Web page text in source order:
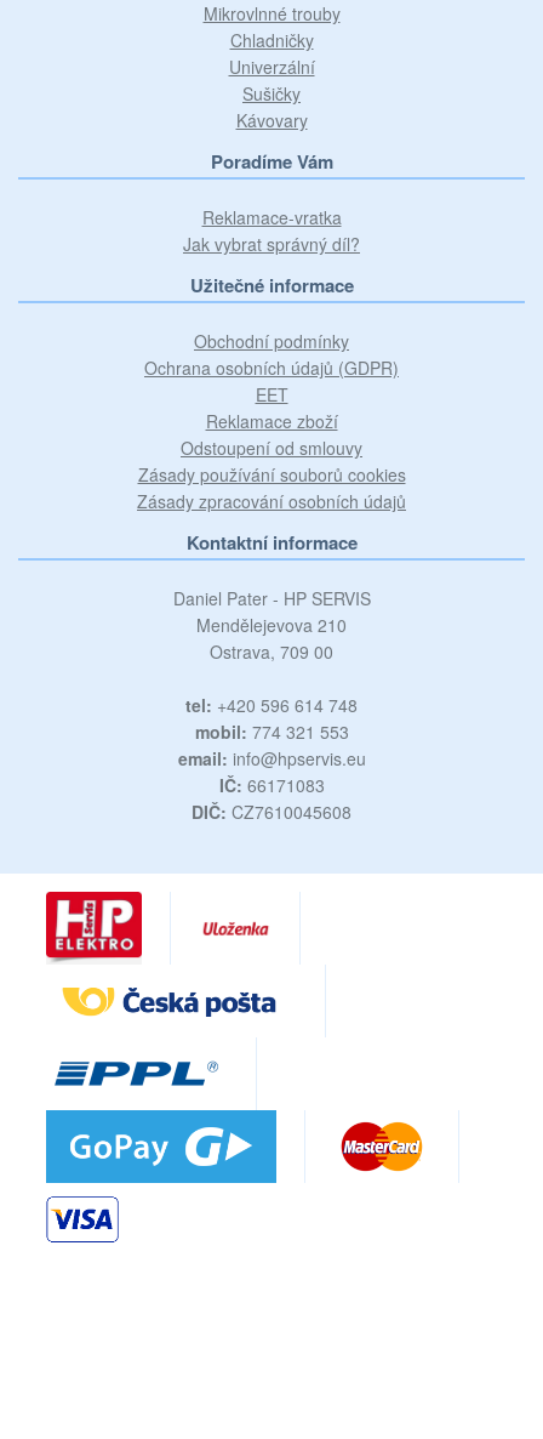
Mikrovlnné trouby
Chladničky
Univerzální
Sušičky
Kávovary
Poradíme Vám
Reklamace-vratka
Jak vybrat správný díl?
Užitečné informace
Obchodní podmínky
Ochrana osobních údajů (GDPR)
EET
Reklamace zboží
Odstoupení od smlouvy
Zásady používání souborů cookies
Zásady zpracování osobních údajů
Kontaktní informace
Daniel Pater - HP SERVIS
Mendělejevova 210
Ostrava, 709 00
tel: +420 596 614 748
mobil: 774 321 553
email: info@hpservis.eu
IČ: 66171083
DIČ: CZ7610045608